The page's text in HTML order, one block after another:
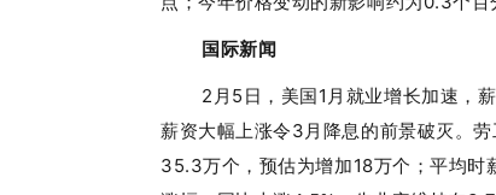
国际新闻
2月5日，美国1月就业增长加速，
薪资大幅上涨令3月降息的前景破灭。
35.3万个，预估为增加18万个；平均